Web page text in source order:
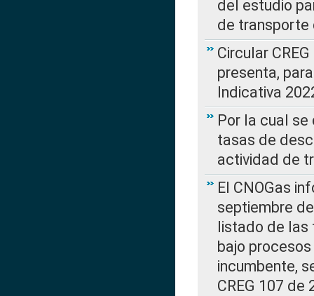
del estudio
de transporte
Circular
presenta,
Indicativa
Por la cual
tasas de
actividad de
El CNOGas
septiembre
listado de las
bajo
incumbente,
CREG 107